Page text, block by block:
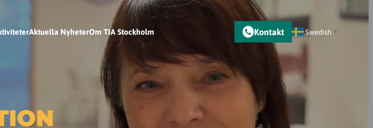
Aktuella NyheterOm TIA Stockholm Kontakt Swedish ▼